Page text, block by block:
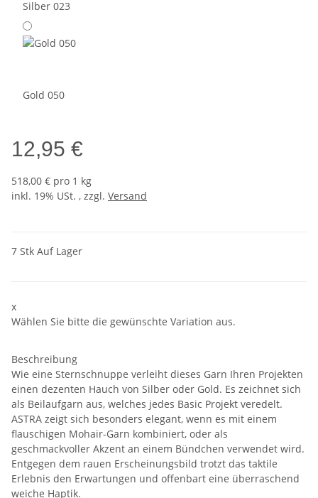
Silber 023
Gold 050
12,95 €
518,00 € pro 1 kg
inkl. 19% USt. , zzgl. Versand
7 Stk Auf Lager
x
Wählen Sie bitte die gewünschte Variation aus.
Beschreibung
Wie eine Sternschnuppe verleiht dieses Garn Ihren Projekten
einen dezenten Hauch von Silber oder Gold. Es zeichnet sich
als Beilaufgarn aus, welches jedes Basic Projekt veredelt.
ASTRA zeigt sich besonders elegant, wenn es mit einem
flauschigen Mohair-Garn kombiniert, oder als
geschmackvoller Akzent an einem Bündchen verwendet wird.
Entgegen dem rauen Erscheinungsbild trotzt das taktile
Erlebnis den Erwartungen und offenbart eine überraschend
weiche Haptik.